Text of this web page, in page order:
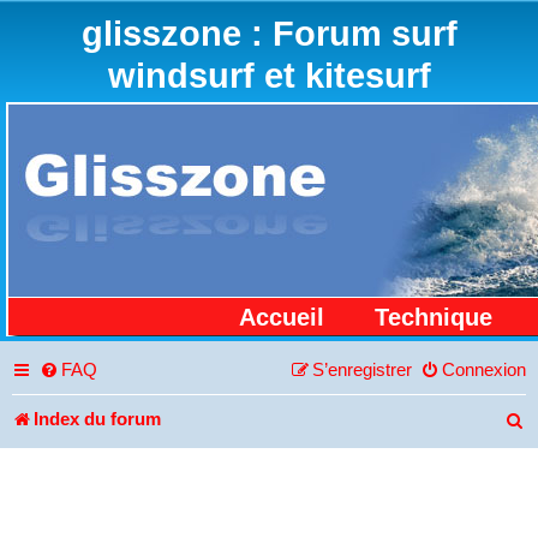
glisszone : Forum surf
windsurf et kitesurf
Accueil Technique
FAQ Connexion
S’enregistrer
Index du forum